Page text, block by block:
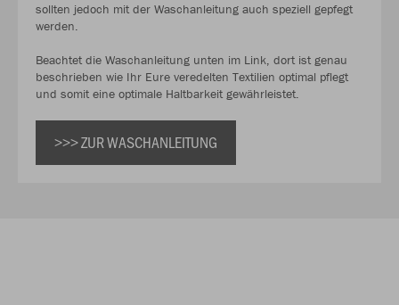
sollten jedoch mit der Waschanleitung auch speziell gepfegt
werden.
Beachtet die Waschanleitung unten im Link, dort ist genau
beschrieben wie Ihr Eure veredelten Textilien optimal pflegt
und somit eine optimale Haltbarkeit gewährleistet.
>>> ZUR WASCHANLEITUNG